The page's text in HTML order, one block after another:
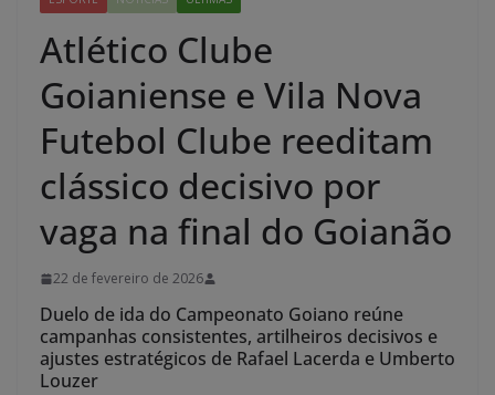
Atlético Clube
Goianiense e Vila Nova
Futebol Clube reeditam
clássico decisivo por
vaga na final do Goianão
22 de fevereiro de 2026
Duelo de ida do Campeonato Goiano reúne
campanhas consistentes, artilheiros decisivos e
ajustes estratégicos de Rafael Lacerda e Umberto
Louzer